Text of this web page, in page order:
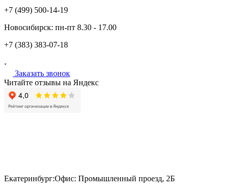
+7 (499) 500-14-19
Новосибирск: пн-пт 8.30 - 17.00
+7 (383) 383-07-18
Заказать звонок
Читайте отзывы на Яндекс
Екатеринбург:Офис: Промышленный проезд, 2Б